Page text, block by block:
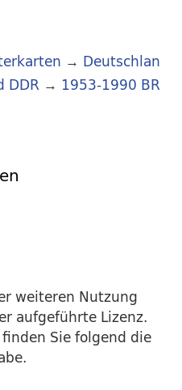
→ Deutschlan
DDR → 1953-1990 BR
weiteren Nutzung
aufgeführte Lizenz.
Sie folgend die